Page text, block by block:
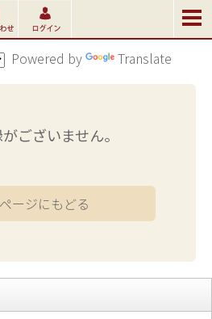
Powered by Translate
ございません。
ージにもどる